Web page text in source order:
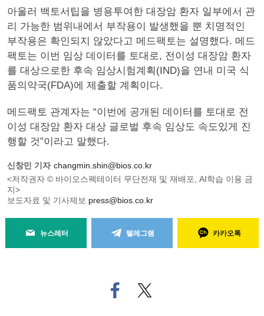
아울러 백토서팁을 병용투여한 대장암 환자 일부에서 관
리 가능한 범위내에서 부작용이 발생했을 뿐 치명적인
부작용은 확인되지 않았다고 메드팩토는 설명했다. 메드
팩토는 이번 임상 데이터를 토대로, 전이성 대장암 환자
를 대상으로한 후속 임상시험계획(IND)을 연내 미국 식
품의약국(FDA)에 제출할 계획이다.
메드팩토 관계자는 “이번에 공개된 데이터를 토대로 전
이성 대장암 환자 대상 글로벌 후속 임상도 속도있게 진
행할 것”이라고 말했다.
신창민 기자 changmin.shin@bios.co.kr
<저작권자 © 바이오스펙테이터 무단전재 및 재배포, AI학습 이용 금
지>
보도자료 및 기사제보 press@bios.co.kr
뉴스레터 텔레그램 카카오톡
페
이
트위
터로